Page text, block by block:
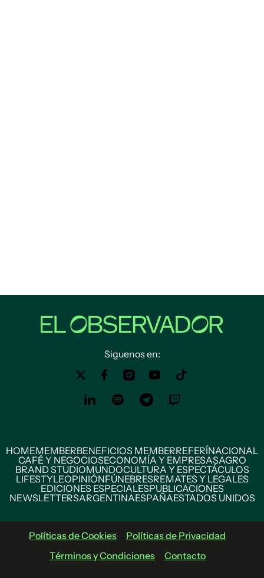
Siguenos en:
HOMEMEMBERBENEFICIOS MEMBERREFERÍNACIONAL
CAFÉ Y NEGOCIOSECONOMÍA Y EMPRESASAGRO
BRAND STUDIOMUNDOCULTURA Y ESPECTÁCULOS
LIFESTYLEOPINIÓNFÚNEBRESREMATES Y LEGALES
EDICIONES ESPECIALESPUBLICACIONES
NEWSLETTERSARGENTINAESPAÑAESTADOS UNIDOS
Políticas de Cookies
Políticas de Privacidad
Términos y Condiciones
Contacto